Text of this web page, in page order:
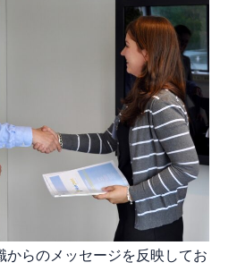
からのメッセージを反映してお